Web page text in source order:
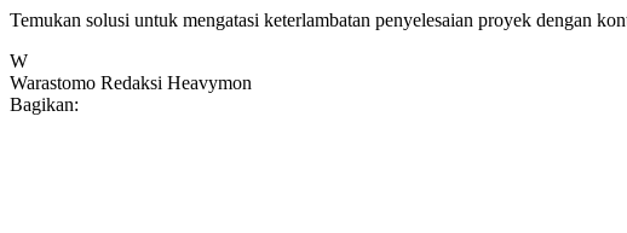
Temukan solusi untuk mengatasi keterlambatan penyelesaian proyek dengan
W
Warastomo Redaksi Heavymon
Bagikan: